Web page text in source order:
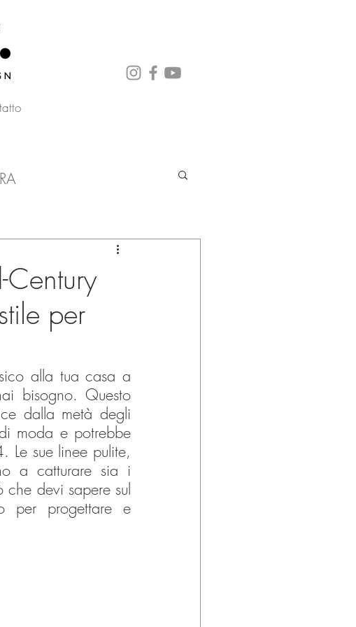
per
alla tua casa a
bisogno. Questo
dalla metà degli
moda e potrebbe
Le sue linee pulite,
a catturare sia i
devi sapere sul
per progettare e